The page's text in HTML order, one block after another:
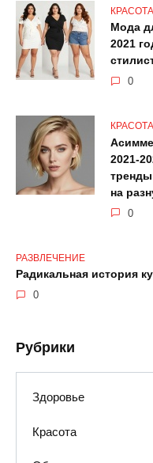
КРАСОТА
Мода
2021
0
КРАСОТА
2021-
на
0
РАЗВЛЕЧЕНИЕ
Радикальная история
0
Рубрики
Здоровье
Красота